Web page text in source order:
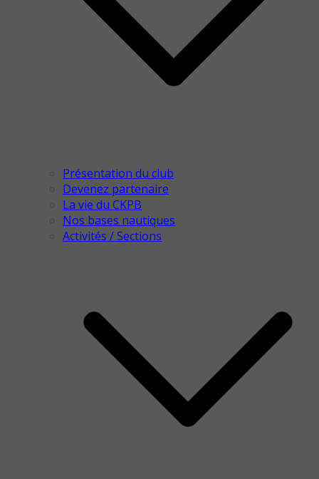
Présentation du club
Devenez partenaire
La vie du CKPB
Nos bases nautiques
Activités / Sections